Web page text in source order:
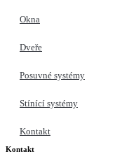
Okna
Dveře
Posuvné systémy
Stínící systémy
Kontakt
Kontakt